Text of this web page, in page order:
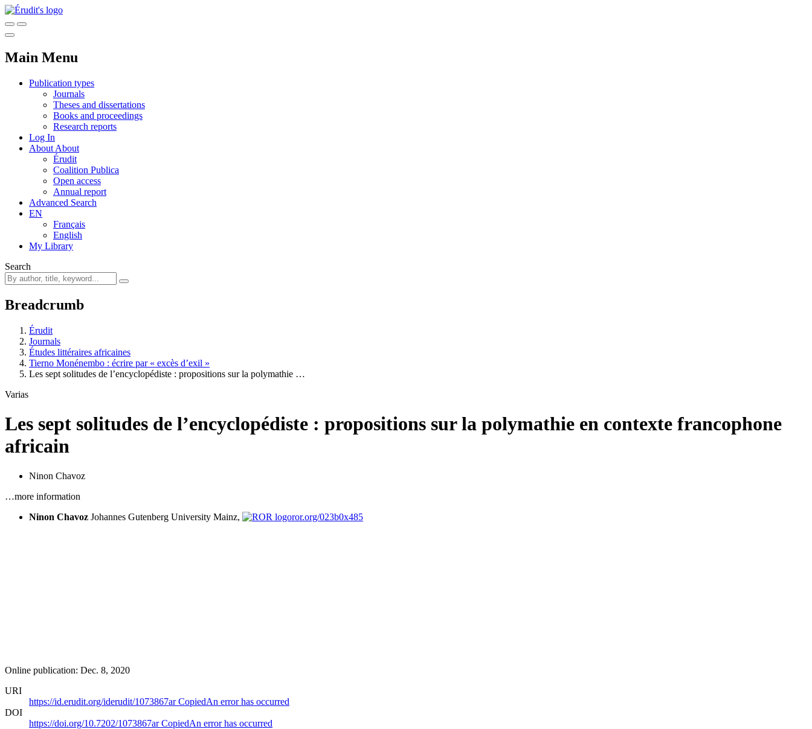
Main Menu
Publication types
Journals
Theses and dissertations
Books and proceedings
Research reports
Log In
About About
Érudit
Coalition Publica
Open access
Annual report
Advanced Search
EN
Français
English
My Library
Search
Breadcrumb
Érudit
Journals
Études littéraires africaines
Tierno Monénembo : écrire par « excès d’exil »
Les sept solitudes de l’encyclopédiste : propositions sur la polymathie …
Varias
Les sept solitudes de l’encyclopédiste : propositions sur la polymathie en contexte francophone
africain
Ninon Chavoz
…more information
Ninon Chavoz Johannes Gutenberg University Mainz, ror.org/023b0x485
Online publication: Dec. 8, 2020
URI
https://id.erudit.org/iderudit/1073867arCopiedAn error has occurred
DOI
https://doi.org/10.7202/1073867arCopiedAn error has occurred